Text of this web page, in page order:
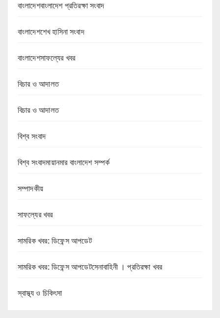
বাংলাদেশবাংলাদেশ প্রতিরক্ষা সংবাদ
বাংলাদেশশেখ হাসিনা সংবাদ
বাংলাদেশসাফল্যের খবর
বিচার ও আদালত
বিচার ও আদালত
বিশ্ব সংবাদ
বিশ্ব সংবাদমায়ানমার বাংলাদেশ সম্পর্ক
সম্পাদকীয়
সাফল্যের খবর
সামরিক খবর: ডিফেন্স আপডেট
সামরিক খবর: ডিফেন্স আপডেটসেনাবাহিনী । প্রতিরক্ষা খবর
স্বাস্থ্য ও চিকিৎসা